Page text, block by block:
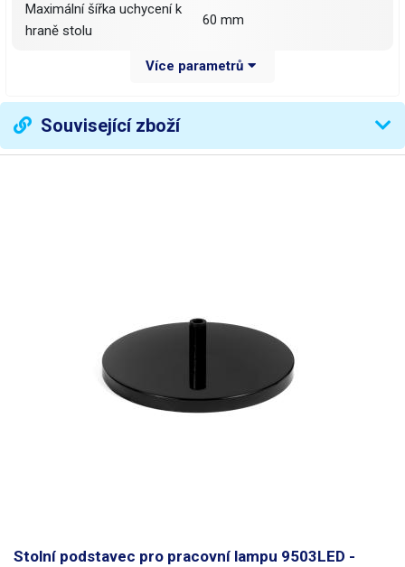
Maximální šířka uchycení k
hraně stolu
60 mm
0.205 kg
Více parametrů
Související zboží
Stolní podstavec pro pracovní lampu 9503LED -